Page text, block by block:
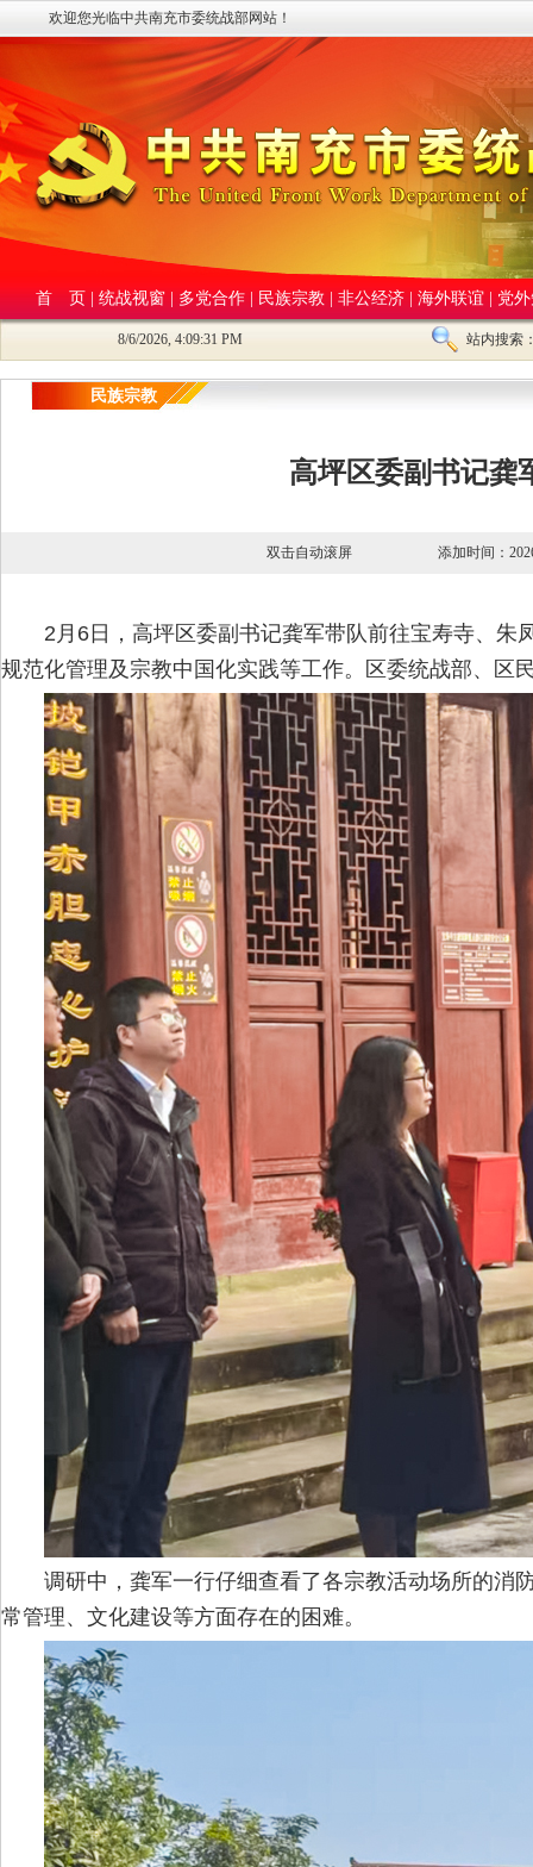
欢迎您光临中共南充市委统战部网站！
首 页 统战视窗| 多党合作| 民族宗教 非公经济| 海外联谊| 党
8/6/2026, 4:09:32 PM 站内搜索
民族宗教
高坪区委副书记龚
双击自动滚屏 添加时间
2月6日，高坪区委副书记龚军带队前往宝寿寺、
规范化管理及宗教中国化实践等工作。区委统战部、区
调研中，龚军一行仔细查看了各宗教活动场所的消
常管理、文化建设等方面存在的困难。